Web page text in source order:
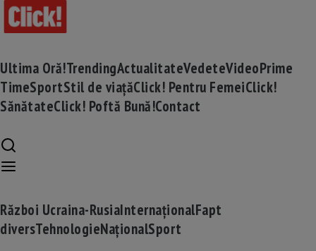
Ultima Oră!TrendingActualitateVedeteVideoPrime
TimeSportStil de viațăClick! Pentru FemeiClick!
SănătateClick! Poftă Bună!Contact
Război Ucraina-RusiaInternaționalFapt
diversTehnologieNaționalSport